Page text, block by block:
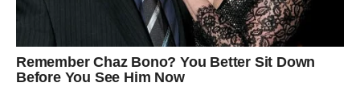
Sledeća nedelja traži veru. Ne slepu, već onu mirnu,
duboku veru da si uradio dovoljno i da sada možeš stati
korak unazad. Karma i sreća su u savezu samo kada ne
sumnjaš u sebe.